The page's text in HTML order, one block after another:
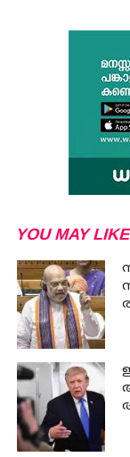
YOU MAY LIKE